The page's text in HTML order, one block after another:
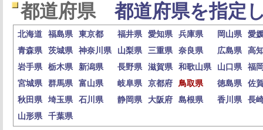
都道府県 都道府県を指定
北海道 福島県 東京都 福井県 愛知県 兵庫県 岡山県
愛
青森県
茨城県 神奈川県 山梨県 三重県 奈良県 広島県
高
岩手県
栃木県 新潟県 長野県 滋賀県 和歌山県 山口県
福
宮城県
群馬県 富山県 岐阜県 京都府 鳥取県 徳島県
佐
秋田県
埼玉県 石川県 静岡県 大阪府 島根県 香川県
長
山形県
千葉県